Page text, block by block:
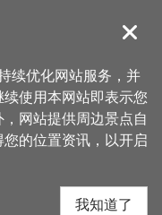
導覽
边住宿
关闭
续优化网站服务，并
使用本网站即表示您
网站提供周边景点自
的位置资讯，以开启
我知道了